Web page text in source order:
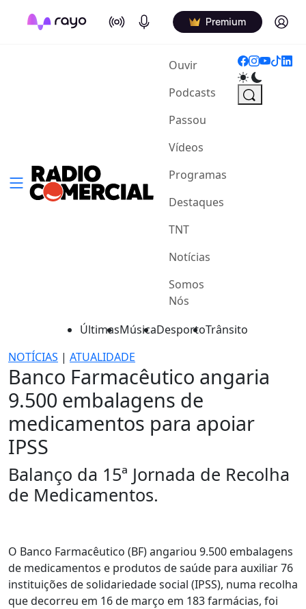
On Air Podcasts Premium Log in
Ouvir(current)
Podcasts
Passou
Vídeos
Programas
Destaques
TNT
Notícias
Somos
Nós
ÚltimasMúsicaDesportoTrânsito
NOTÍCIAS | ATUALIDADE
Banco Farmacêutico angaria
9.500 embalagens de
medicamentos para apoiar
IPSS
Balanço da 15ª Jornada de Recolha
de Medicamentos.
O Banco Farmacêutico (BF) angariou 9.500 embalagens
de medicamentos e produtos de saúde para auxiliar 76
instituições de solidariedade social (IPSS), numa recolha
que decorreu em 16 de março em 183 farmácias, foi